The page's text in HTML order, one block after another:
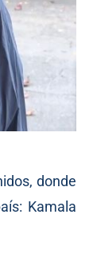
donde
Kamala